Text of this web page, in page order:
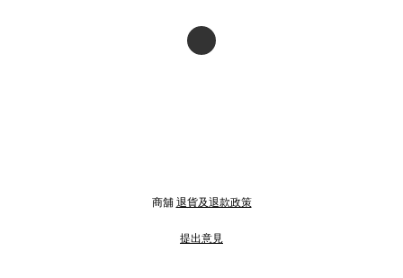
商舖 退貨及退款政策
提出意見